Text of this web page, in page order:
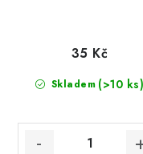
Skladem (>10 ks)
35 Kč